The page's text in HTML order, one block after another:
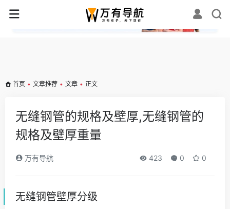
✕
首页 • 文章推荐 • 文章 • 正文
无缝钢管的规格及壁厚,无缝钢管的
规格及壁厚重量
万有导航 423 0 0
无缝钢管壁厚分级